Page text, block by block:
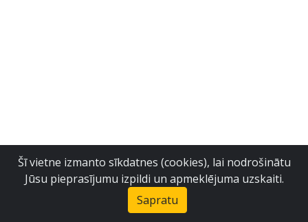
Šī vietne izmanto sīkdatnes (cookies), lai nodrošinātu
Jūsu pieprasījumu izpildi un apmeklējuma uzskaiti.
Sapratu